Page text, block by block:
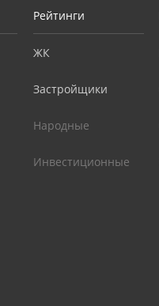
Рейтинги
ЖК
Застройщики
Народные
Инвестиционные